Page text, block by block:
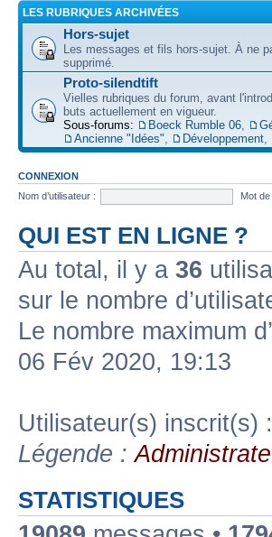
LES RUBRIQUES ARCHIVÉES
Hors-sujet
Les messages et fils hors-sujet. À ne
supprimé.
Proto-silendtift
Vielles rubriques du forum, avant
buts actuellement en vigueur.
Sous-forums:
Boeck Rumble 06,
Ancienne "Idées", Développement,
CONNEXION
Nom d’utilisateur :
Mot
QUI EST EN LIGNE ?
Au total, il y a 36
sur le nombre
Le nombre maximum
06 Fév 2020, 19:13
Utilisateur(s) inscrit(s)
Légende :
STATISTIQUES